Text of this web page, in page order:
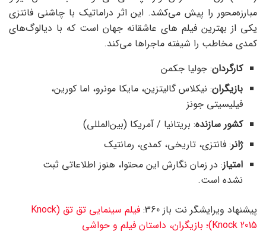
مبارزه‌محور را پیش می‌کشد. این اثر دراماتیک با چاشنی فانتزی
یکی از بهترین فیلم های عاشقانه جهان است که با دیالوگ‌های
کمدی مخاطب را شیفته ماجراها می‌کند.
کارگردان: جولیا جکمن
بازیگران: نیکلاس گالیتزین، مایکا مونرو، اما کورین،
فیلیسیتی جونز
کشور سازنده: بریتانیا / آمریکا (بین‌المللی)
ژانر: فانتزی، تاریخی، کمدی، رمانتیک
امتیاز: در زمان نگارش این محتوا، هنوز اطلاعاتی ثبت
نشده است.
پیشنهاد ویرایشگر نت باز 360:
فیلم سینمایی تق تق (Knock
Knock 2015)؛ بازیگران، داستان فیلم و حواشی